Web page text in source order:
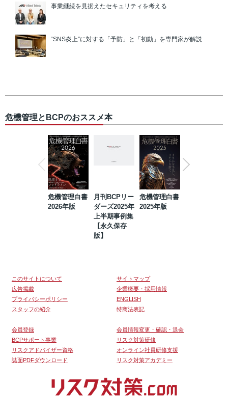
事業継続を見据えたセキュリティを考える
“SNS炎上”に対する「予防」と「初動」を専門家が解説
危機管理とBCPのおススメ本
危機管理白書
2026年版
月刊BCPリー
ダーズ2025年
上半期事例集
【永久保存
版】
危機管理白書
2025年版
このサイトについて
サイトマップ
広告掲載
企業概要・採用情報
プライバシーポリシー
ENGLISH
スタッフの紹介
特商法表記
会員登録
会員情報変更・確認・退会
BCPサポート事業
リスク対策研修
リスクアドバイザー資格
オンライン社員研修支援
誌面PDFダウンロード
リスク対策アカデミー